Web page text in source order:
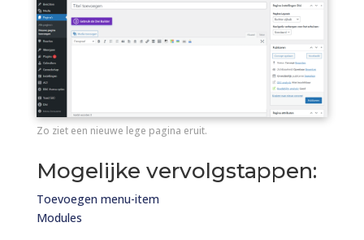
Zo ziet een nieuwe lege pagina eruit.
Mogelijke vervolgstappen:
Toevoegen menu-item
Modules